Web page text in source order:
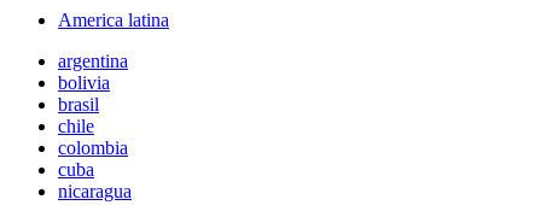
America latina
argentina
bolivia
brasil
chile
colombia
cuba
nicaragua